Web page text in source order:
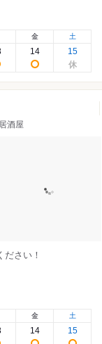
金
14
土
15
酒屋
さい！
金
14
土
15